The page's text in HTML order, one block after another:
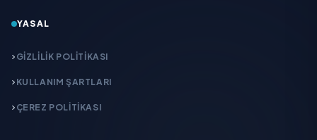
YASAL
GIZLILIK POLITIKASI
KULLANIM ŞARTLARI
ÇEREZ POLITIKASI